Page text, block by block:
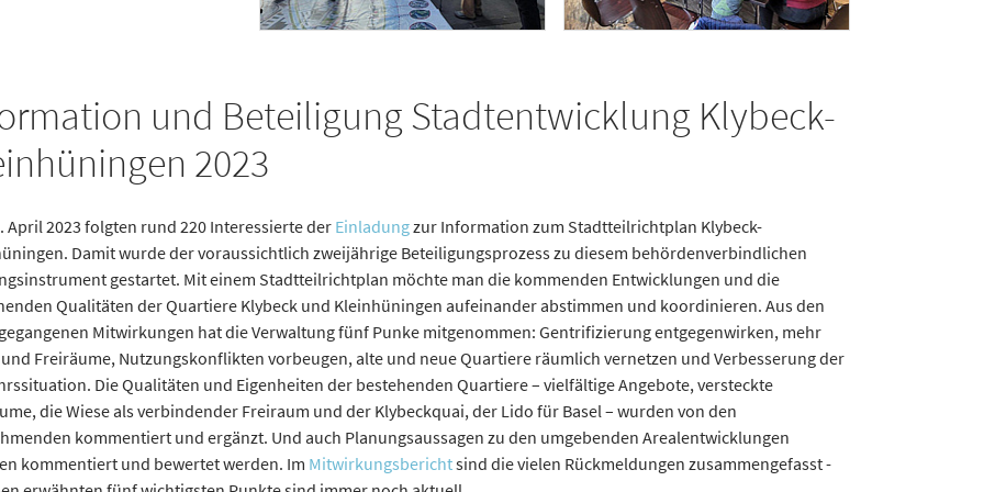
und Beteiligung Stadt­ent­wick­lung Klybeck-
2023
April 2023 folgten rund 220 Interessierte der Einladungzur Information zum Stadtteilrichtplan Klybeck-
Damit wurde der voraussichtlich zweijährige Beteiligungsprozess zu diesem behördenverbindlichen
gestartet. Mit einem Stadtteilrichtplan möchte man die kommenden Entwicklungen und die
Qualitäten der Quartiere Klybeck und Kleinhüningen aufeinander abstimmen und koordinieren. Aus den
Mitwirkungen hat die Verwaltung fünf Punke mitgenommen: Gentrifizierung entgegenwirken, mehr
Freiräume, Nutzungskonflikten vorbeugen, alte und neue Quartiere räumlich vernetzen und Verbesserung der
Die Qualitäten und Eigenheiten der bestehenden Quartiere – vielfältige Angebote, versteckte
die Wiese als verbindender Freiraum und der Klybeckquai, der Lido für Basel – wurden von den
kommentiert und ergänzt. Und auch Planungsaussagen zu den umgebenden Arealentwicklungen
kommentiert und bewertet werden. Im Mitwirkungsberichtsind die vielen Rückmeldungen zusammengefasst -